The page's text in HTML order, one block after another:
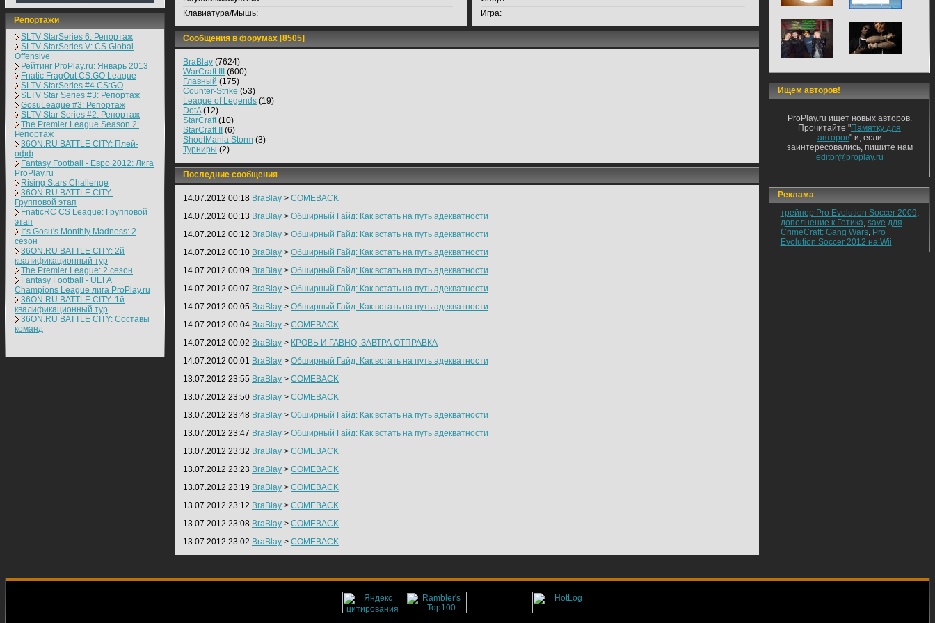
Репортажи
SLTV StarSeries 6: Репортаж
SLTV StarSeries V: CS Global
Offensive
Рейтинг ProPlay.ru: Январь 2013
Fnatic FragOut CS:GO League
SLTV StarSeries #4 CS:GO
SLTV Star Series #3: Репортаж
GosuLeague #3: Репортаж
SLTV Star Series #2: Репортаж
The Premier League Season 2:
Репортаж
36ON.RU BATTLE CITY: Плей-
офф
Fantasy Football - Евро 2012: Лига
ProPlay.ru
Rising Stars Challenge
36ON.RU BATTLE CITY:
Групповой этап
FnaticRC CS League: Групповой
этап
It's Gosu's Monthly Madness: 2
сезон
36ON.RU BATTLE CITY: 2й
квалификационный тур
The Premier League: 2 cезон
Fantasy Football - UEFA
Champions League лига ProPlay.ru
36ON.RU BATTLE CITY: 1й
квалификационный тур
36ON.RU BATTLE CITY: Составы
команд
Клавиатура/Мышь:
Игра:
Сообщения в форумах [8505]
BraBlay (7624)
WarCraft III
(600)
Главный (175)
Counter-Strike (53)
League of Legends (19)
DotA(12)
StarCraft(10)
StarCraft II
(6)
ShootMania Storm (3)
Турниры (2)
Последние сообщения
14.07.2012 00:18 BraBlay > COMEBACK
14.07.2012 00:13 BraBlay > Обширный Гайд: Как встать на путь адекватности
14.07.2012 00:12 BraBlay > Обширный Гайд: Как встать на путь адекватности
14.07.2012 00:10 BraBlay > Обширный Гайд: Как встать на путь адекватности
14.07.2012 00:09 BraBlay > Обширный Гайд: Как встать на путь адекватности
14.07.2012 00:07 BraBlay > Обширный Гайд: Как встать на путь адекватности
14.07.2012 00:05 BraBlay > Обширный Гайд: Как встать на путь адекватности
14.07.2012 00:04 BraBlay > COMEBACK
14.07.2012 00:02 BraBlay > КРОВЬ И ГАВНО, ЗАВТРА ОТПРАВКА
14.07.2012 00:01 BraBlay > Обширный Гайд: Как встать на путь адекватности
13.07.2012 23:55 BraBlay > COMEBACK
13.07.2012 23:50 BraBlay > COMEBACK
13.07.2012 23:48 BraBlay > Обширный Гайд: Как встать на путь адекватности
13.07.2012 23:47 BraBlay > Обширный Гайд: Как встать на путь адекватности
13.07.2012 23:32 BraBlay > COMEBACK
13.07.2012 23:23 BraBlay > COMEBACK
13.07.2012 23:19 BraBlay > COMEBACK
13.07.2012 23:12 BraBlay > COMEBACK
13.07.2012 23:08 BraBlay > COMEBACK
13.07.2012 23:02 BraBlay > COMEBACK
Ищем авторов!
ProPlay.ru ищет новых авторов.
Прочитайте "Памятку для
авторов" и, если
заинтересовались, пишите нам
editor@proplay.ru
Реклама
трейнер Pro Evolution Soccer 2009,
дополнение к Готика, save для
CrimeCraft: Gang Wars, Pro
Evolution Soccer 2012 на Wii